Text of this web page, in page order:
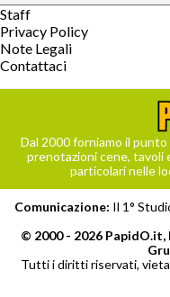
Staff
Privacy Policy
Note Legali
Contattaci
Dal 2000 forniamo il
prenotazioni cene, tavoli
particolari nelle
Comunicazione: Il 1°
© 2000 - 2026
Tutti i diritti riservati,